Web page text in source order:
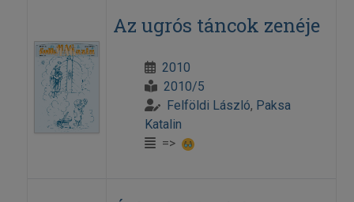
Az ugrós táncok zenéje
2010
2010/5
Felföldi László, Paksa
Katalin
=>